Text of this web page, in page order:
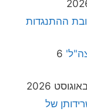
ההתנגדות
6
של